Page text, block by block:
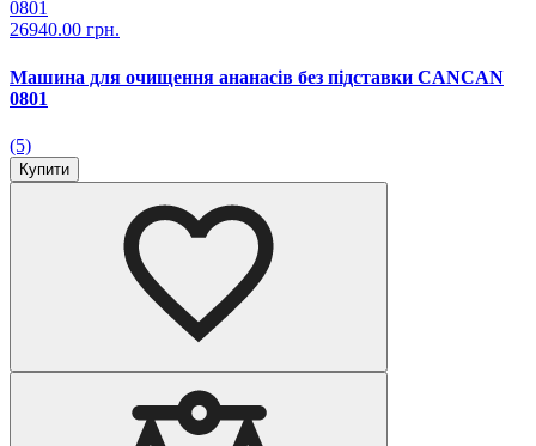
26940.00 грн.
Машина для очищення ананасів без підставки CANCAN
0801
(5)
Купити